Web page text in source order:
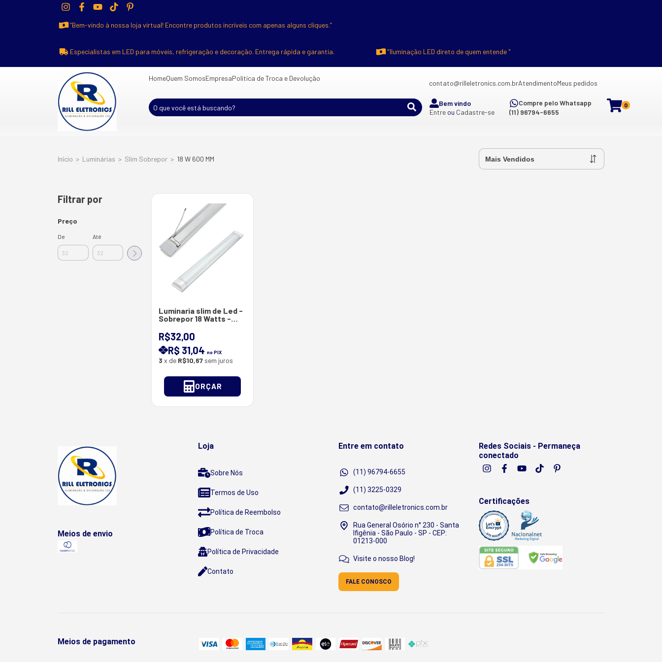
“Bem-vindo à nossa loja virtual! Encontre produtos incríveis com apenas alguns cliques.”
Especialistas em LED para móveis, refrigeração e decoração. Entrega rápida e garantia. "Iluminação LED direto de quem entende "
HomeQuem SomosEmpresaPolítica de Troca e Devolução
contato@rilleletronics.com.brAtendimentoMeus pedidos
Bem vindo
Entre ou Cadastre-se
Compre pelo Whatsapp
(11) 96794-6655
0
Início > Luminárias > Slim Sobrepor > 18 W 600 MM
Filtrar por
Preço
De Até
Luminaria slim de Led -
Sobrepor 18 Watts -
R$32,00
R$ 31,04 no PIX
3 x de R$10,67 sem juros
ORÇAR
Meios de envio
Loja
Sobre Nós
Termos de Uso
Política de Reembolso
Política de Troca
Política de Privacidade
Contato
Entre em contato
(11) 96794-6655
(11) 3225-0329
contato@rilleletronics.com.br
Rua General Osório n° 230 - Santa
Ifigênia - São Paulo - SP - CEP:
01213-000
Visite o nosso Blog!
FALE CONOSCO
Redes Sociais - Permaneça
conectado
Certificações
Meios de pagamento